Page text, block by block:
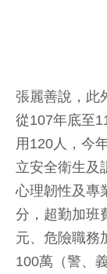
張麗善說，此
從107年底至
用120人，今
立安全衛生及
心理韌性及專
分，超勤加班
元、危險職務
100萬（警、